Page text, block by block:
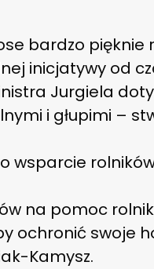
bardzo pięknie
inicjatywy od
Jurgiela
i głupimi –
wsparcie
na pomoc
ochronić swoje
Kamysz.